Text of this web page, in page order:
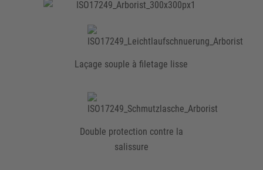
Laçage souple à filetage lisse
Double protection contre la
salissure